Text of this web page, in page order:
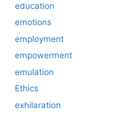
education
emotions
employment
empowerment
emulation
Ethics
exhilaration